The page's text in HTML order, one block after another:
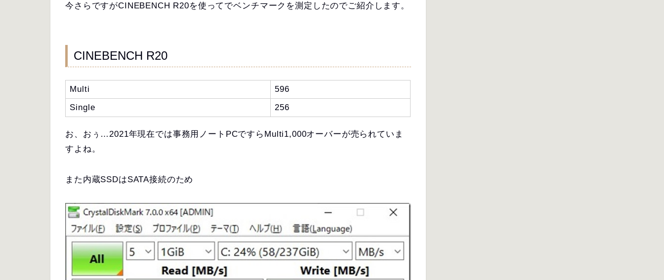
今さらですがCINEBENCH R20を使ってでベンチマークを測定したのでご紹介します。
CINEBENCH R20
Multi
596
Single
256
お、おぅ…2021年現在では事務用ノートPCですらMulti1,000オーバーが売られていま
すよね。
また内蔵SSDはSATA接続のため